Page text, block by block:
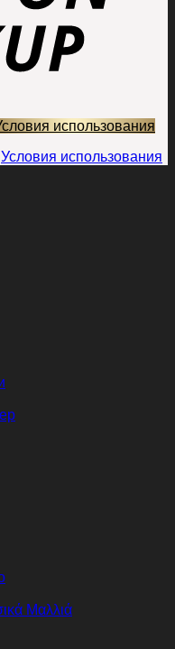
использования
Условия использования
Μαλλιά